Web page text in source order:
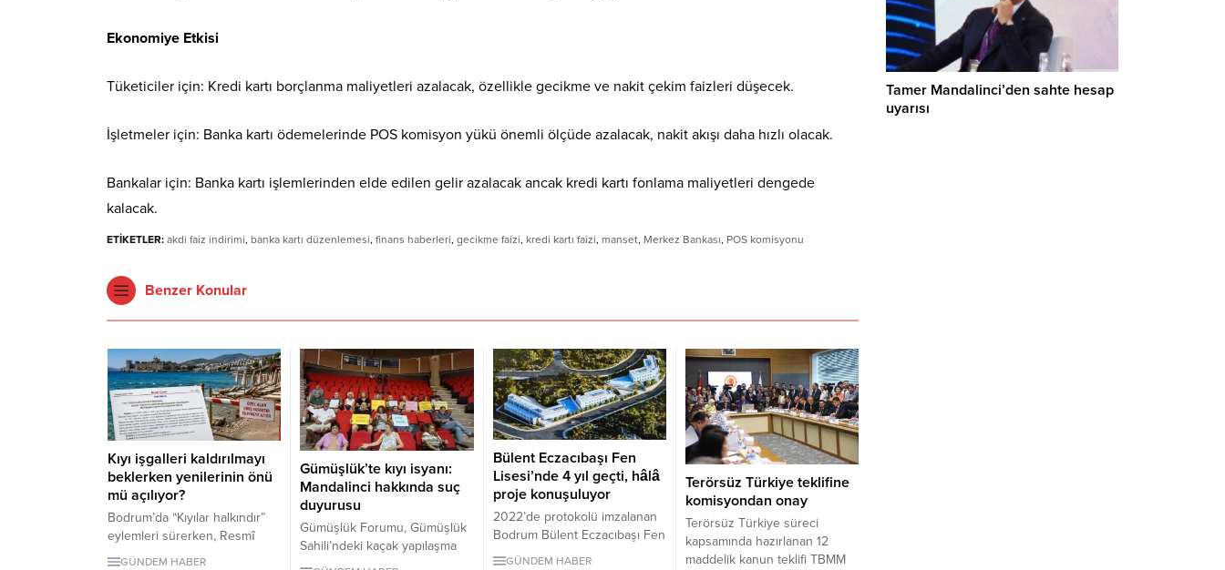
Ekonomiye Etkisi
Tüketiciler için: Kredi kartı borçlanma maliyetleri azalacak, özellikle gecikme ve nakit çekim faizleri düşecek.
İşletmeler için: Banka kartı ödemelerinde POS komisyon yükü önemli ölçüde azalacak, nakit akışı daha hızlı olacak.
Bankalar için: Banka kartı işlemlerinden elde edilen gelir azalacak ancak kredi kartı fonlama maliyetleri dengede
kalacak.
ETİKETLER: akdi faiz indirimi, banka kartı düzenlemesi, finans haberleri, gecikme faizi, kredi kartı faizi, manset, Merkez Bankası, POS komisyonu
Benzer Konular
Kıyı işgalleri kaldırılmayı
beklerken yenilerinin önü
mü açılıyor?
Bodrum’da “Kıyılar halkındır”
eylemleri sürerken, Resmî
Gazete’de yayımlanan
GÜNDEM HABER
Gümüşlük’te kıyı isyanı:
Mandalinci hakkında suç
duyurusu
Gümüşlük Forumu, Gümüşlük
Sahili’ndeki kaçak yapılaşma
ve Çayıraltı Halk Plajı’ndaki
Bülent Eczacıbaşı Fen
Lisesi’nde 4 yıl geçti, hâlâ
proje konuşuluyor
2022’de protokolü imzalanan
Bodrum Bülent Eczacıbaşı Fen
Lisesi için dört yıl sonra hâlâ
GÜNDEM HABER
Terörsüz Türkiye teklifine
komisyondan onay
Terörsüz Türkiye süreci
kapsamında hazırlanan 12
maddelik kanun teklifi TBMM
Tamer Mandalinci’den sahte hesap
uyarısı